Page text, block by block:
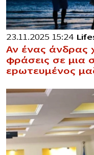
23.11.2025 15:24
Αν ένας άνδρας
φράσεις σε μια
εpωτευμένος